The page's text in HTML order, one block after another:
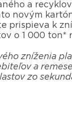
a
novým
prispieva k
o 1 000 ton*
zníženia
a
zo